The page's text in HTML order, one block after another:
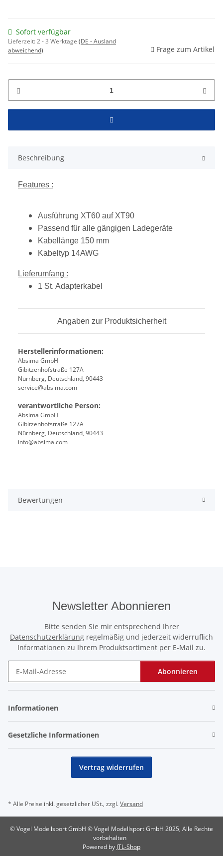
Sofort verfügbar
Lieferzeit:2 - 3 Werktage (DE - Ausland
abweichend)
Frage zum Artikel
Beschreibung
Features :
Ausführung XT60 auf XT90
Passend für alle gängigen Ladegeräte
Kabellänge 150 mm
Kabeltyp 14AWG
Lieferumfang :
1 St. Adapterkabel
Angaben zur Produktsicherheit
Herstellerinformationen:
Absima GmbH
Gibitzenhofstraße 127A
Nürnberg, Deutschland, 90443
service@absima.com
verantwortliche Person:
Absima GmbH
Gibitzenhofstraße 127A
Nürnberg, Deutschland, 90443
info@absima.com
Bewertungen
Newsletter Abonnieren
Bitte senden Sie mir entsprechend Ihrer
Datenschutzerklärung regelmäßig und jederzeit widerruflich
Informationen zu Ihrem Produktsortiment per E-Mail zu.
Abonnieren
Informationen
Gesetzliche Informationen
Vertrag widerrufen
* Alle Preise inkl. gesetzlicher USt., zzgl.Versand
© Vogel Modellsport GmbH © Vogel Modellsport GmbH 2025, Alle Rechte
vorbehalten
Powered by JTL-Shop